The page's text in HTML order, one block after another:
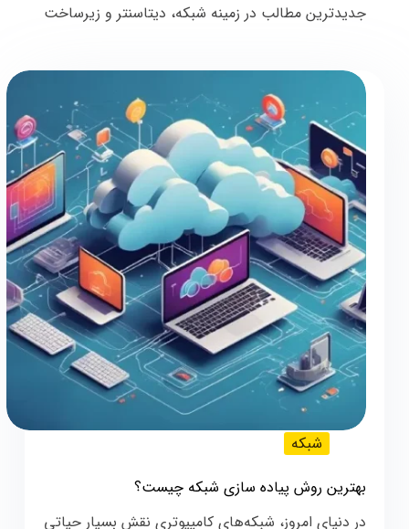
جدیدترین مطالب در زمینه شبکه، دیتاسنتر و زیرساخت
شبکه
بهترین روش پیاده سازی شبکه چیست؟
در دنیای امروز، شبکه‌های کامپیوتری نقش بسیار حیاتی